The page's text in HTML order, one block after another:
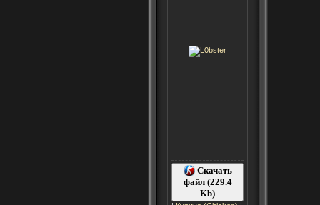
Скачать
файл (229.4
Kb)